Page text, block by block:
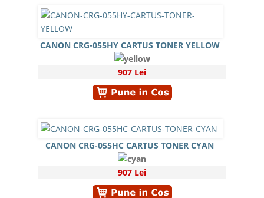
CANON CRG-055HY CARTUS TONER YELLOW
907 Lei
CANON CRG-055HC CARTUS TONER CYAN
907 Lei